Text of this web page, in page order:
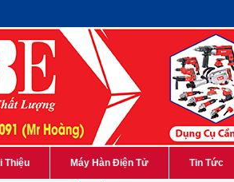
Thiệu Máy Hàn Điện Tử Tin Tức